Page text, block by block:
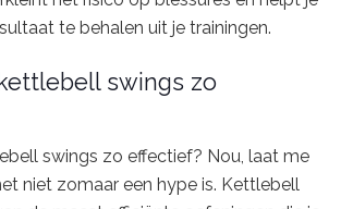
te behalen uit je trainingen.
swings zo
swings zo effectief? Nou, laat me
niet zomaar een hype is. Kettlebell